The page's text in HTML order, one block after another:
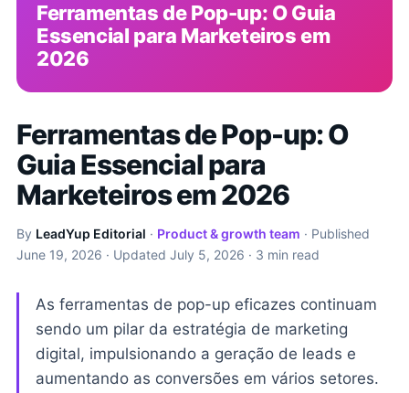
Ferramentas de Pop-up: O Guia
Essencial para Marketeiros em
2026
Ferramentas de Pop-up: O
Guia Essencial para
Marketeiros em 2026
By LeadYup Editorial · Product & growth team · Published
June 19, 2026 · Updated July 5, 2026 · 3 min read
As ferramentas de pop-up eficazes continuam
sendo um pilar da estratégia de marketing
digital, impulsionando a geração de leads e
aumentando as conversões em vários setores.